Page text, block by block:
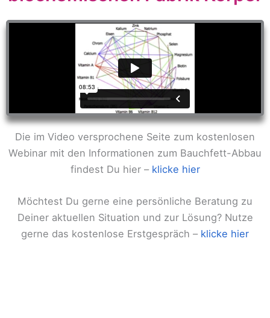
Die im Video versprochene Seite zum kostenlosen
Webinar mit den Informationen zum Bauchfett-Abbau
findest Du hier – klicke hier
Möchtest Du gerne eine persönliche Beratung zu
Deiner aktuellen Situation und zur Lösung? Nutze
gerne das kostenlose Erstgespräch – klicke hier